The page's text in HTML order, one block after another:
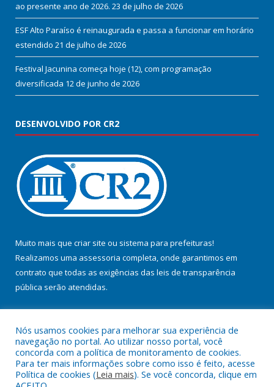
ao presente ano de 2026. 23 de julho de 2026
ESF Alto Paraíso é reinaugurada e passa a funcionar em horário
estendido 21 de julho de 2026
Festival Jacunina começa hoje (12), com programação
diversificada 12 de junho de 2026
DESENVOLVIDO POR CR2
Muito mais que criar site ou sistema para prefeituras!
Realizamos uma assessoria completa, onde garantimos em
contrato que todas as exigências das leis de transparência
pública serão atendidas.
Todos os direitos reservados a Prefeitura Municipal de Jacundá.
Nós usamos cookies para melhorar sua experiência de
navegação no portal. Ao utilizar nosso portal, você
concorda com a política de monitoramento de cookies.
Para ter mais informações sobre como isso é feito, acesse
Política de cookies (Leia mais). Se você concorda, clique em